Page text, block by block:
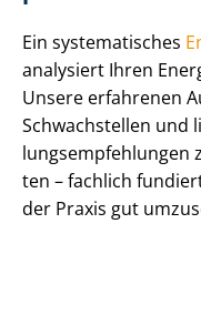
Ein systematisches
analysiert Ihren
Unsere erfahrenen
Schwachstellen und
lungs­emp­feh­lun­gen
ten – fachlich
der Praxis gut